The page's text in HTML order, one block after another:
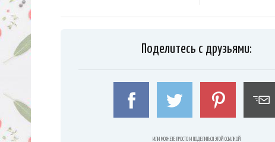
Поделитесь с друзьями:
ИЛИ МОЖЕТЕ ПРОСТО И ПОДЕЛИТЬСЯ ЭТОЙ ССЫЛКОЙ